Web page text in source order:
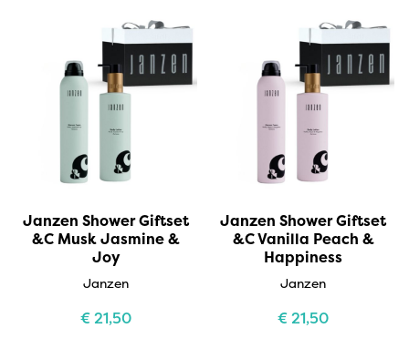
Janzen Shower Giftset
&C Musk Jasmine &
Joy
Janzen
€21,50
Janzen Shower Giftset
&C Vanilla Peach &
Happiness
Janzen
€21,50